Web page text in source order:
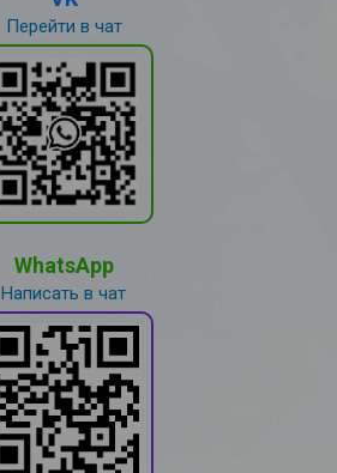
Перейти в чат
WhatsApp
Написать в чат